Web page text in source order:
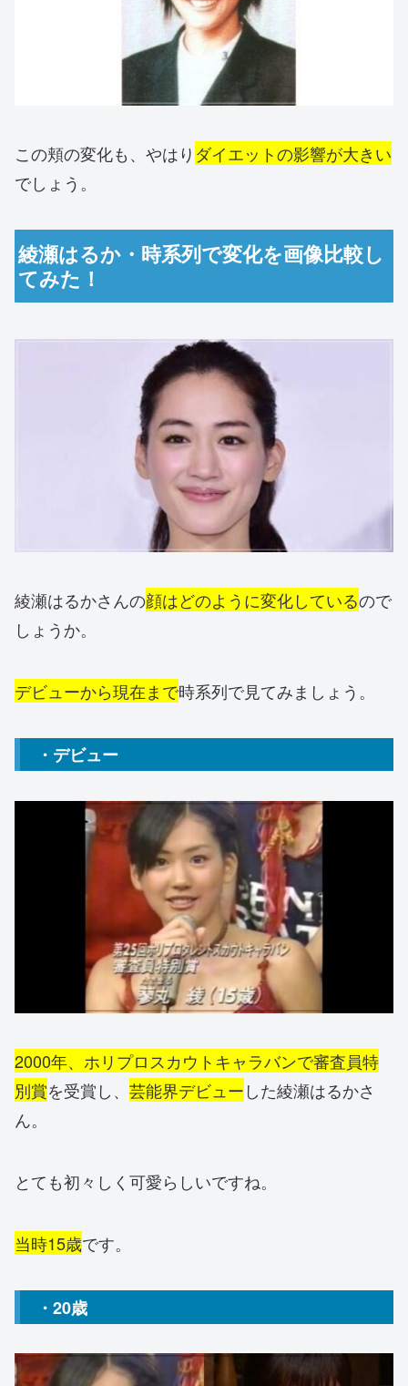
この頬の変化も、やはり ダイエットの影響が大きい
でしょう。
綾瀬はるか・時系列で変化を画像比較し
てみた！
綾瀬はるかさんの顔はどのように変化しているので
しょうか。
デビューから現在まで時系列で見てみましょう。
・デビュー
2000年、ホリプロスカウトキャラバンで審査員特
別賞を受賞し、 芸能界デビューした綾瀬はるかさ
ん。
とても初々しく可愛らしいですね。
当時15歳です。
・20歳